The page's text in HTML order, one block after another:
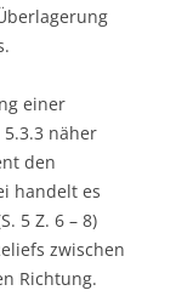
einer
näher
den
handelt es
5 Z. 6 – 8)
zwischen
Richtung.